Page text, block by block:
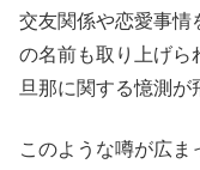
交友関係や恋愛事情
の名前も取り上げら
旦那に関する憶測が
このような噂が広